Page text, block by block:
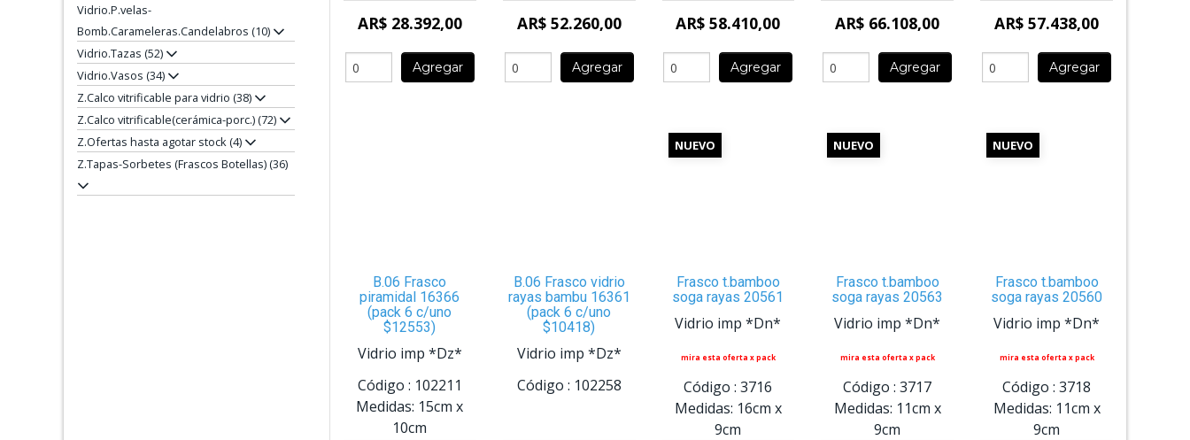
Vidrio.P.velas-
Bomb.Carameleras.Candelabros (10)
Vidrio.Tazas (52)
Vidrio.Vasos (34)
Z.Calco vitrificable para vidrio (38)
Z.Calco vitrificable(cerámica-porc.) (72)
Z.Ofertas hasta agotar stock (4)
Z.Tapas-Sorbetes (Frascos Botellas) (36)
AR$ 28.392,00
Agregar
AR$ 52.260,00
Agregar
AR$ 58.410,00
Agregar
AR$ 66.108,00
Agregar
AR$ 57.438,00
Agregar
B.06 Frasco
piramidal 16366
(pack 6 c/uno
$12553)
Vidrio imp *Dz*
Código : 102211
Medidas: 15cm x
10cm
B.06 Frasco vidrio
rayas bambu 16361
(pack 6 c/uno
$10418)
Vidrio imp *Dz*
Código : 102258
NUEVO
Frasco t.bamboo
soga rayas 20561
Vidrio imp *Dn*
mira esta oferta x pack
Código : 3716
Medidas: 16cm x
9cm
NUEVO
Frasco t.bamboo
soga rayas 20563
Vidrio imp *Dn*
mira esta oferta x pack
Código : 3717
Medidas: 11cm x
9cm
NUEVO
Frasco t.bamboo
soga rayas 20560
Vidrio imp *Dn*
mira esta oferta x pack
Código : 3718
Medidas: 11cm x
9cm